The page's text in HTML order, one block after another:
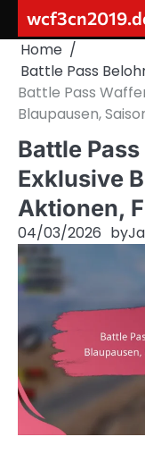
content
Home
Battle Pass
Battle Pass
Blaupausen,
Battle
Exklusive
Aktionen,
04/03/2026 by